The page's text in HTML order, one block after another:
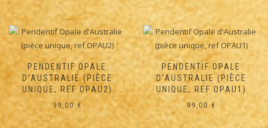
PENDENTIF OPALE
D’AUSTRALIE (PIÈCE
UNIQUE, REF OPAU1)
99,00 €